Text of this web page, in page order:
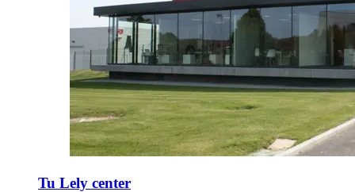
Tu Lely center